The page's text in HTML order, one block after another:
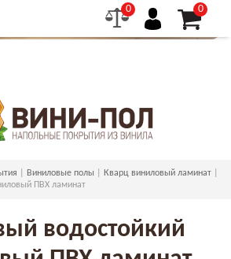
0 0
Виниловые полы
Кварц виниловый ламинат
ПВХ ламинат
водостойкий